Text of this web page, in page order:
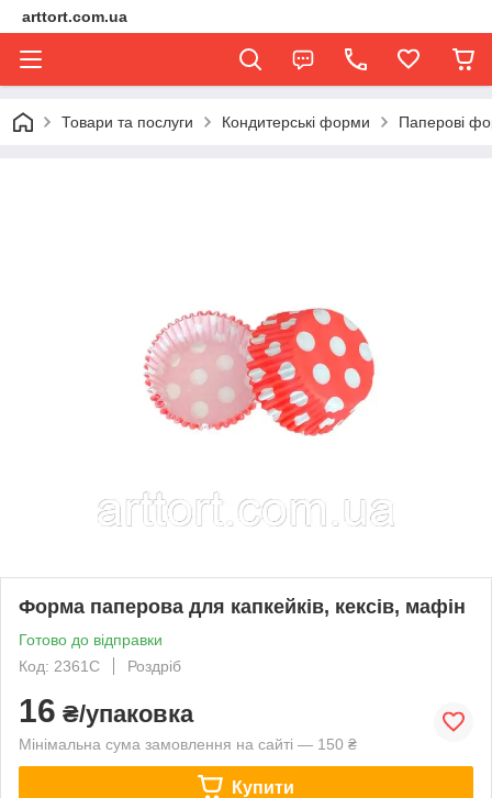
arttort.com.ua
Товари та послуги Кондитерські форми Паперові
Форма паперова для капкейків, кексів, мафін
Готово до відправки
Код: 2361С
Роздріб
16 ₴/упаковка
Мінімальна сума замовлення на сайті — 150 ₴
Купити